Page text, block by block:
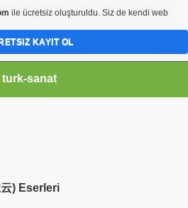
turk-sanat
) Eserleri
ile ücretsiz oluşturuldu. Siz de kendi web
KAYIT OL